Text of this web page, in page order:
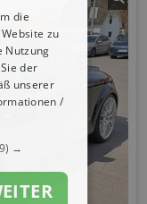
die
zu
Nutzung
der
unserer
/
→